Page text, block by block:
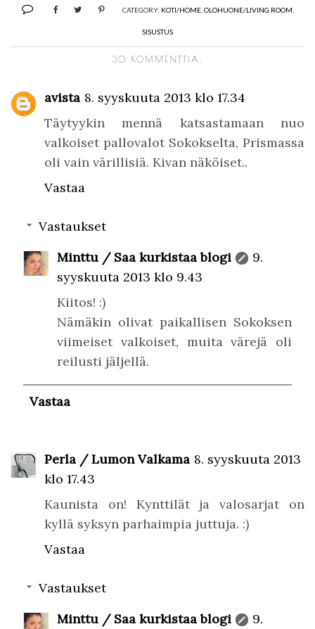
CATEGORY: KOTI/HOME, OLOHUONE/LIVING ROOM
SISUSTUS
30 KOMMENTTIA:
avista 8. syyskuuta 2013 klo 17.34
Täytyykin mennä katsastamaan nuo
valkoiset pallovalot Sokokselta, Prismassa
oli vain värillisiä. Kivan näköiset..
Vastaa
Vastaukset
Minttu / Saa kurkistaa blogi
9.
syyskuuta 2013 klo 9.43
Kiitos! :)
Nämäkin olivat paikallisen Sokoksen
viimeiset valkoiset, muita värejä oli
reilusti jäljellä.
Vastaa
Perla / Lumon Valkama 8. syyskuuta 2013
klo 17.43
Kaunista on! Kynttilät ja valosarjat on
kyllä syksyn parhaimpia juttuja. :)
Vastaa
Vastaukset
Minttu / Saa kurkistaa blogi
9.